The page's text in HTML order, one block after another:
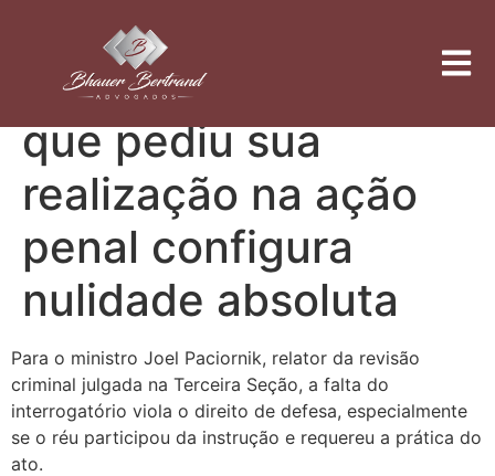
Falta de
interrogatório do réu
que pediu sua
realização na ação
penal configura
nulidade absoluta
Para o ministro Joel Paciornik, relator da revisão
criminal julgada na Terceira Seção, a falta do
interrogatório viola o direito de defesa, especialmente
se o réu participou da instrução e requereu a prática do
ato.